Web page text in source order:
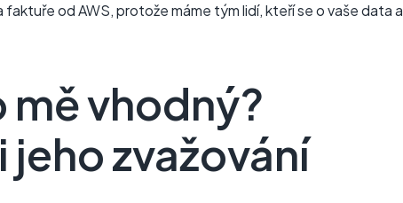
od AWS, protože máme tým lidí, kteří se o vaše data a
mě vhodný?
zvažování